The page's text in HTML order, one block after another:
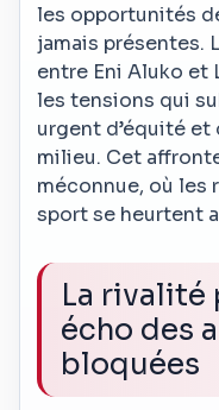
les opportunités
jamais présentes.
entre Eni Aluko et
les tensions qui
urgent d’équité
milieu. Cet
méconnue, où les
sport se heurtent
La rivalité
écho des
bloquées